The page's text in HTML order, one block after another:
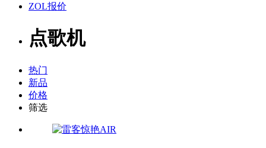
ZOL报价
点歌机
热门
新品
价格
筛选